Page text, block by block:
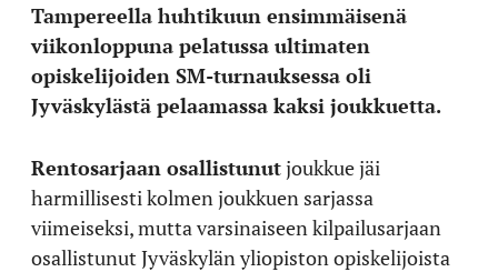
Tampereella huhtikuun ensimmäisenä
viikonloppuna pelatussa ultimaten
opiskelijoiden SM-turnauksessa oli
Jyväskylästä pelaamassa kaksi joukkuetta.
Rentosarjaan osallistunutjoukkue jäi
harmillisesti kolmen joukkuen sarjassa
viimeiseksi, mutta varsinaiseen kilpailusarjaan
osallistunut Jyväskylän yliopiston opiskelijoista